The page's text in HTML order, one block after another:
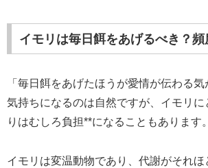
イモリは毎日餌をあげるべき？
「毎日餌をあげたほうが愛情が伝わる
気持ちになるのは自然ですが、イモリ
りはむしろ負担**になることもあります。
イモリは変温動物であり、代謝がそれ